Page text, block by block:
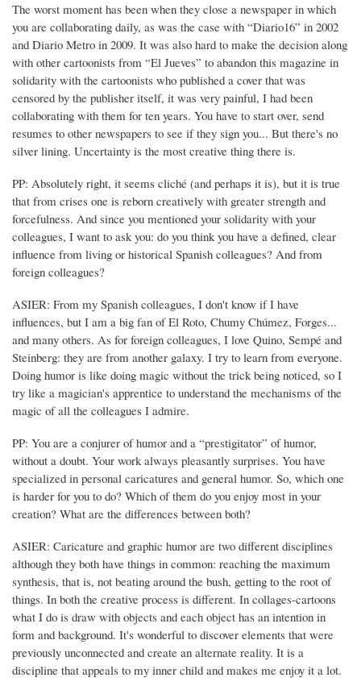
The worst moment has been when they close a newspaper in which
you are collaborating daily, as was the case with “Diario16” in 2002
and Diario Metro in 2009. It was also hard to make the decision along
with other cartoonists from “El Jueves” to abandon this magazine in
solidarity with the cartoonists who published a cover that was
censored by the publisher itself, it was very painful, I had been
collaborating with them for ten years. You have to start over, send
resumes to other newspapers to see if they sign you... But there's no
silver lining. Uncertainty is the most creative thing there is.
PP: Absolutely right, it seems cliché (and perhaps it is), but it is true
that from crises one is reborn creatively with greater strength and
forcefulness. And since you mentioned your solidarity with your
colleagues, I want to ask you: do you think you have a defined, clear
influence from living or historical Spanish colleagues? And from
foreign colleagues?
ASIER: From my Spanish colleagues, I don't know if I have
influences, but I am a big fan of El Roto, Chumy Chúmez, Forges...
and many others. As for foreign colleagues, I love Quino, Sempé and
Steinberg: they are from another galaxy. I try to learn from everyone.
Doing humor is like doing magic without the trick being noticed, so I
try like a magician's apprentice to understand the mechanisms of the
magic of all the colleagues I admire.
PP: You are a conjurer of humor and a “prestigitator” of humor,
without a doubt. Your work always pleasantly surprises. You have
specialized in personal caricatures and general humor. So, which one
is harder for you to do? Which of them do you enjoy most in your
creation? What are the differences between both?
ASIER: Caricature and graphic humor are two different disciplines
although they both have things in common: reaching the maximum
synthesis, that is, not beating around the bush, getting to the root of
things. In both the creative process is different. In collages-cartoons
what I do is draw with objects and each object has an intention in
form and background. It's wonderful to discover elements that were
previously unconnected and create an alternate reality. It is a
discipline that appeals to my inner child and makes me enjoy it a lot.